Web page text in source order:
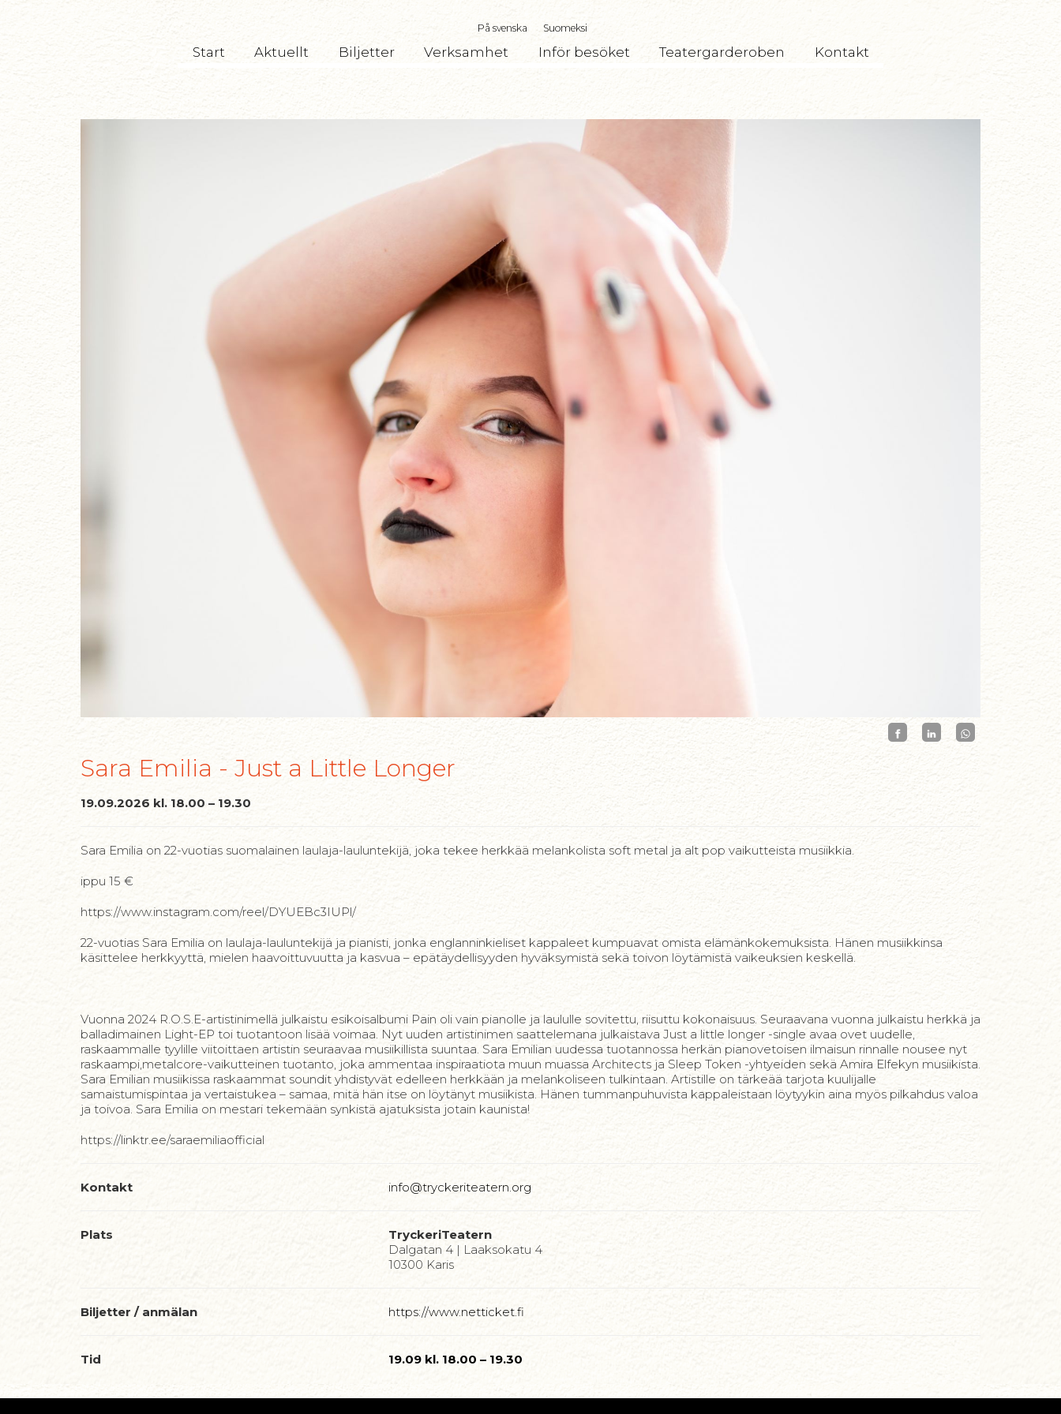
På svenska Suomeksi
Start Aktuellt Biljetter Verksamhet Inför besöket Teatergarderoben Kontakt
Sara Emilia - Just a Little Longer
19.09.2026 kl. 18.00 – 19.30
Sara Emilia on 22-vuotias suomalainen laulaja-lauluntekijä, joka tekee herkkää melankolista soft metal ja alt pop vaikutteista musiikkia.
ippu 15 €
https://www.instagram.com/reel/DYUEBc3IUPl/
22-vuotias Sara Emilia on laulaja-lauluntekijä ja pianisti, jonka englanninkieliset kappaleet kumpuavat omista elämänkokemuksista. Hänen musiikkinsa
käsittelee herkkyyttä, mielen haavoittuvuutta ja kasvua – epätäydellisyyden hyväksymistä sekä toivon löytämistä vaikeuksien keskellä.
Vuonna 2024 R.O.S.E-artistinimellä julkaistu esikoisalbumi Pain oli vain pianolle ja laululle sovitettu, riisuttu kokonaisuus. Seuraavana vuonna julkaistu herkkä ja
balladimainen Light-EP toi tuotantoon lisää voimaa. Nyt uuden artistinimen saattelemana julkaistava Just a little longer -single avaa ovet uudelle,
raskaammalle tyylille viitoittaen artistin seuraavaa musiikillista suuntaa. Sara Emilian uudessa tuotannossa herkän pianovetoisen ilmaisun rinnalle nousee nyt
raskaampi,metalcore-vaikutteinen tuotanto, joka ammentaa inspiraatiota muun muassa Architects ja Sleep Token -yhtyeiden sekä Amira Elfekyn musiikista.
Sara Emilian musiikissa raskaammat soundit yhdistyvät edelleen herkkään ja melankoliseen tulkintaan. Artistille on tärkeää tarjota kuulijalle
samaistumispintaa ja vertaistukea – samaa, mitä hän itse on löytänyt musiikista. Hänen tummanpuhuvista kappaleistaan löytyykin aina myös pilkahdus valoa
ja toivoa. Sara Emilia on mestari tekemään synkistä ajatuksista jotain kaunista!
https://linktr.ee/saraemiliaofficial
Kontakt info@tryckeriteatern.org
Plats
TryckeriTeatern
Dalgatan 4 | Laaksokatu 4
10300 Karis
Biljetter / anmälan https://www.netticket.fi
Tid 19.09 kl. 18.00 – 19.30